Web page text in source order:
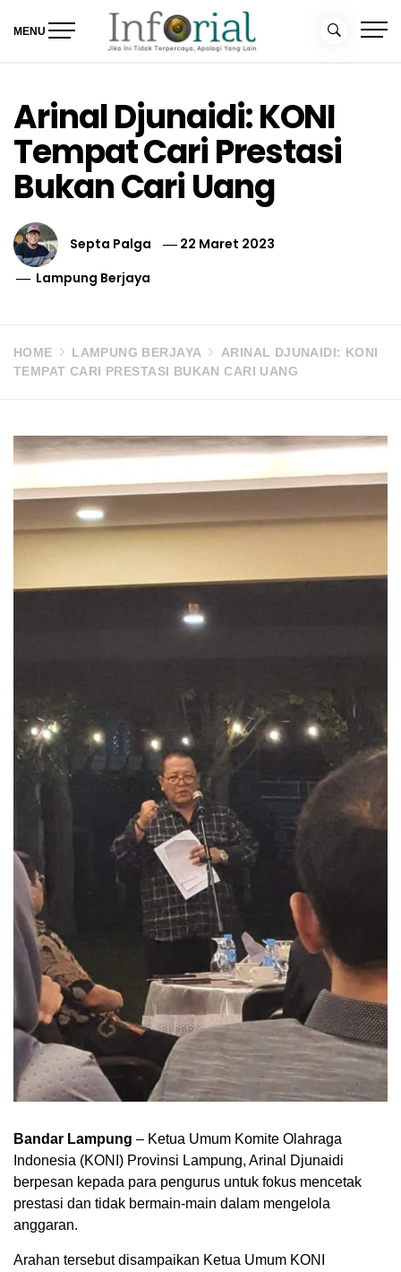
MENU
Arinal Djunaidi: KONI
Tempat Cari Prestasi
Bukan Cari Uang
Septa Palga
22 Maret 2023
Lampung Berjaya
HOME LAMPUNG BERJAYA
ARINAL DJUNAIDI: KONI
TEMPAT CARI PRESTASI BUKAN CARI UANG
Bandar Lampung – Ketua Umum Komite Olahraga
Indonesia (KONI) Provinsi Lampung, Arinal Djunaidi
berpesan kepada para pengurus untuk fokus mencetak
prestasi dan tidak bermain-main dalam mengelola
anggaran.
Arahan tersebut disampaikan Ketua Umum KONI